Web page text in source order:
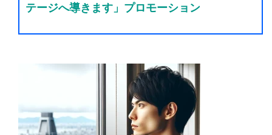
テージへ導きます」プロモーション